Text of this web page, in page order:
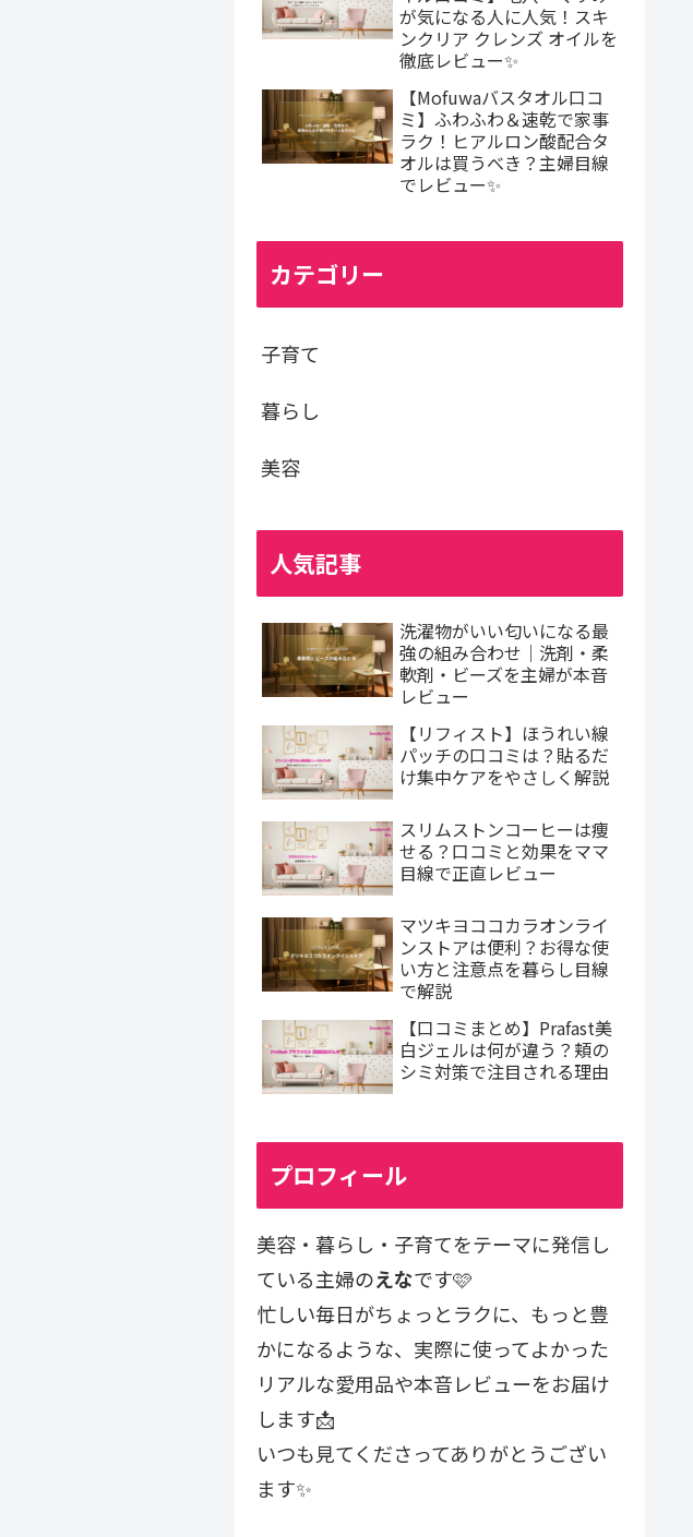
が気になる人に人気！スキ
ンクリア クレンズ オイルを
徹底レビュー✨
【Mofuwaバスタオル口コ
ミ】ふわふわ＆速乾で家事
ラク！ヒアルロン酸配合タ
オルは買うべき？主婦目線
でレビュー✨
カテゴリー
子育て
暮らし
美容
人気記事
洗濯物がいい匂いになる最
強の組み合わせ｜洗剤・柔
軟剤・ビーズを主婦が本音
レビュー
【リフィスト】ほうれい線
パッチの口コミは？貼るだ
け集中ケアをやさしく解説
スリムストンコーヒーは痩
せる？口コミと効果をママ
目線で正直レビュー
マツキヨココカラオンライ
ンストアは便利？お得な使
い方と注意点を暮らし目線
で解説
【口コミまとめ】Prafast美
白ジェルは何が違う？頬の
シミ対策で注目される理由
プロフィール
美容・暮らし・子育てをテーマに発信し
ている主婦のえなです🩷
忙しい毎日がちょっとラクに、もっと豊
かになるような、実際に使ってよかった
リアルな愛用品や本音レビューをお届け
します📩
いつも見てくださってありがとうござい
ます✨